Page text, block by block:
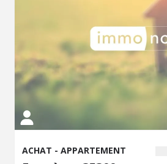
ACHAT - APPARTEMENT